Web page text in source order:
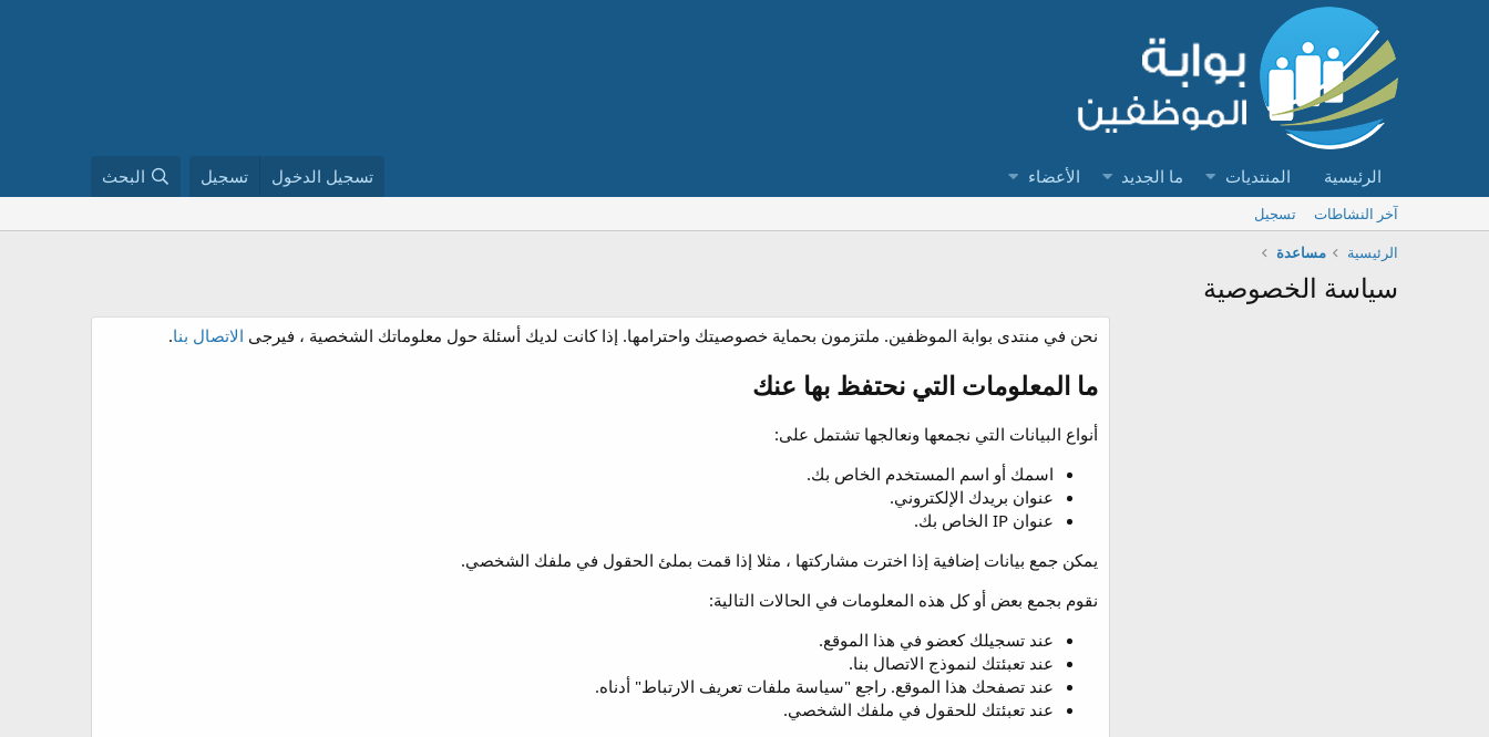
الرئيسية المنتديات ما الجديد الأعضاء تسجيل الدخول تسجيل البحث
آخر النشاطات
تسجيل
الرئيسية
مساعدة
سياسة الخصوصية
نحن في منتدى بوابة الموظفين. ملتزمون بحماية خصوصيتك واحترامها. إذا كانت لديك أسئلة حول معلوماتك الشخصية ، فيرجى الاتصال بنا.
ما المعلومات التي نحتفظ بها عنك
أنواع البيانات التي نجمعها ونعالجها تشتمل على:
اسمك أو اسم المستخدم الخاص بك.
عنوان بريدك الإلكتروني.
عنوان IP الخاص بك.
يمكن جمع بيانات إضافية إذا اخترت مشاركتها ، مثلا إذا قمت بملئ الحقول في ملفك الشخصي.
نقوم بجمع بعض أو كل هذه المعلومات في الحالات التالية:
عند تسجيلك كعضو في هذا الموقع.
عند تعبئتك لنموذج الاتصال بنا.
عند تصفحك هذا الموقع. راجع "سياسة ملفات تعريف الارتباط" أدناه.
عند تعبئتك للحقول في ملفك الشخصي.